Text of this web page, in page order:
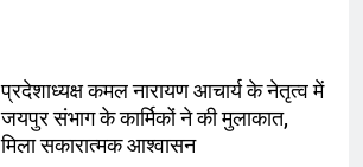
प्रदेशाध्यक्ष कमल नारायण आचार्य के नेतृत्व में
जयपुर संभाग के कार्मिकों ने की मुलाकात,
मिला सकारात्मक आश्वासन